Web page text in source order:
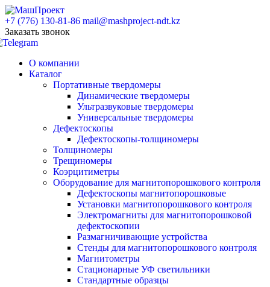
+7 (776) 130-81-86 mail@mashproject-ndt.kz
Заказать звонок
О компании
Каталог
Портативные твердомеры
Динамические твердомеры
Ультразвуковые твердомеры
Универсальные твердомеры
Дефектоскопы
Дефектоскопы-толщиномеры
Толщиномеры
Трещиномеры
Коэрцитиметры
Оборудование для магнитопорошкового контроля
Дефектоскопы магнитопорошковые
Установки магнитопорошкового контроля
Электромагниты для магнитопорошковой
дефектоскопии
Размагничивающие устройства
Стенды для магнитопорошкового контроля
Магнитометры
Стационарные УФ светильники
Стандартные образцы